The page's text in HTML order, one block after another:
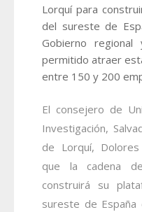
Lorquí para
del sureste de
Gobierno
permitido atraer
entre 150 y 200
El consejero de
Investigación,
de Lorquí,
que la cadena
construirá su
sureste de España